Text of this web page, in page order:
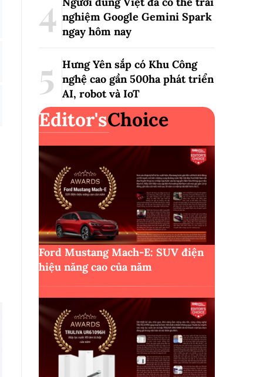
nghiệm Google Gemini Spark
ngay hôm nay
Hưng Yên sắp có Khu Công
nghệ cao gần 500ha phát triển
AI, robot và IoT
Editor'sChoice
Ford Mustang Mach-E: SUV điện
hiệu năng cao của năm